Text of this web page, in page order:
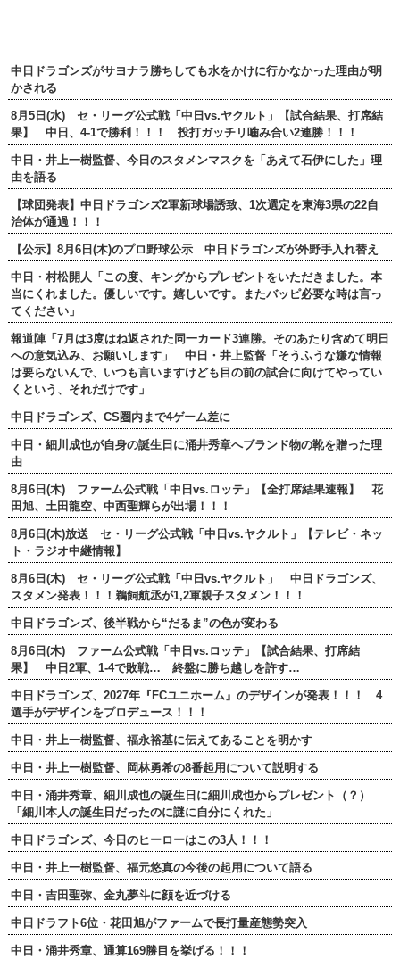
中日ドラゴンズがサヨナラ勝ちしても水をかけに行かなかった理由が明
かされる
8月5日(水) セ・リーグ公式戦「中日vs.ヤクルト」【試合結果、打席結
果】 中日、4-1で勝利！！！ 投打ガッチリ噛み合い2連勝！！！
中日・井上一樹監督、今日のスタメンマスクを「あえて石伊にした」理
由を語る
【球団発表】中日ドラゴンズ2軍新球場誘致、1次選定を東海3県の22自
治体が通過！！！
【公示】8月6日(木)のプロ野球公示 中日ドラゴンズが外野手入れ替え
中日・村松開人「この度、キングからプレゼントをいただきました。本
当にくれました。優しいです。嬉しいです。またバッピ必要な時は言っ
てください」
報道陣「7月は3度はね返された同一カード3連勝。そのあたり含めて明日
への意気込み、お願いします」 中日・井上監督「そうふうな嫌な情報
は要らないんで、いつも言いますけども目の前の試合に向けてやってい
くという、それだけです」
中日ドラゴンズ、CS圏内まで4ゲーム差に
中日・細川成也が自身の誕生日に涌井秀章へブランド物の靴を贈った理
由
8月6日(木) ファーム公式戦「中日vs.ロッテ」【全打席結果速報】 花
田旭、土田龍空、中西聖輝らが出場！！！
8月6日(木)放送 セ・リーグ公式戦「中日vs.ヤクルト」【テレビ・ネッ
ト・ラジオ中継情報】
8月6日(木) セ・リーグ公式戦「中日vs.ヤクルト」 中日ドラゴンズ、
スタメン発表！！！鵜飼航丞が1,2軍親子スタメン！！！
中日ドラゴンズ、後半戦から“だるま”の色が変わる
8月6日(木) ファーム公式戦「中日vs.ロッテ」【試合結果、打席結
果】 中日2軍、1-4で敗戦… 終盤に勝ち越しを許す…
中日ドラゴンズ、2027年『FCユニホーム』のデザインが発表！！！ 4
選手がデザインをプロデュース！！！
中日・井上一樹監督、福永裕基に伝えてあることを明かす
中日・井上一樹監督、岡林勇希の8番起用について説明する
中日・涌井秀章、細川成也の誕生日に細川成也からプレゼント（？）
「細川本人の誕生日だったのに謎に自分にくれた」
中日ドラゴンズ、今日のヒーローはこの3人！！！
中日・井上一樹監督、福元悠真の今後の起用について語る
中日・吉田聖弥、金丸夢斗に顔を近づける
中日ドラフト6位・花田旭がファームで長打量産態勢突入
中日・涌井秀章、通算169勝目を挙げる！！！